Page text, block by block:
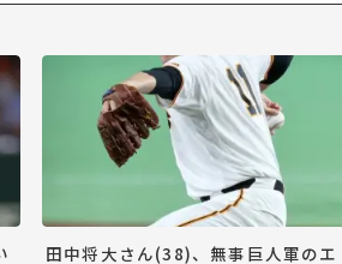
田中将大さん(38)、無事巨人軍のエ